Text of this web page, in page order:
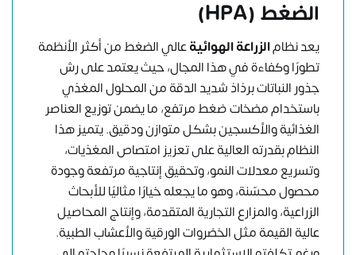
الضغط (HPA)
يعد نظامالزراعة الهوائيةعالي الضغط من أكثر الأنظمة
تطورًا وكفاءة في هذا المجال، حيث يعتمد على رش
جذور النباتات برذاذ شديد الدقة من المحلول المغذي
باستخدام مضخات ضغط مرتفع، ما يضمن توزيع العناصر
الغذائية والأكسجين بشكل متوازن ودقيق. يتميز هذا
النظام بقدرته العالية على تعزيز امتصاص المغذيات،
وتسريع معدلات النمو، وتحقيق إنتاجية مرتفعة وجودة
محصول محسّنة، وهو ما يجعله خيارًا مثاليًا للأبحاث
الزراعية، والمزارع التجارية المتقدمة، وإنتاج المحاصيل
عالية القيمة مثل الخضروات الورقية والأعشاب الطبية.